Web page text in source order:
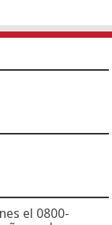
el 0800-